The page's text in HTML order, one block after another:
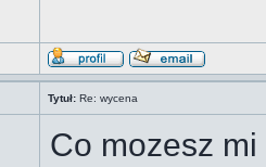
Tytuł: Re: wycena
Co mozesz